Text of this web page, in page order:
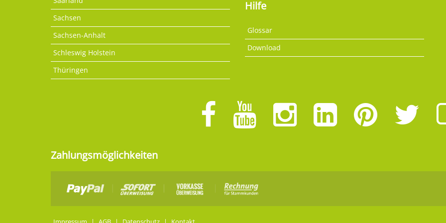
Sachsen
Sachsen-Anhalt
Schleswig Holstein
Thüringen
Hilfe
Glossar
Download
Zahlungsmöglichkeiten